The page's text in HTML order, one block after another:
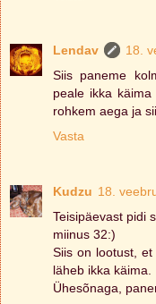
Lendav
18.
Siis paneme
peale ikka
rohkem aega ja
Vasta
Kudzu 18.
Teisipäevast pidi
miinus 32:)
Siis on lootust,
läheb ikka käima.
Ühesõnaga,